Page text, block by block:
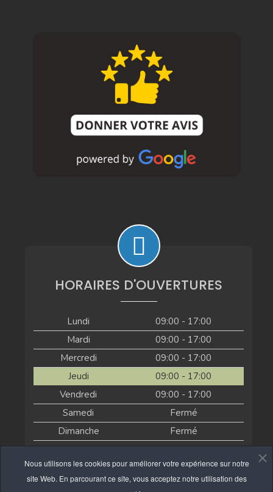
Nous utilisons les cookies pour améliorer votre expérience sur notre
site Web. En parcourant ce site, vous acceptez notre utilisation des
HORAIRES D'OUVERTURES
Lundi
09:00 - 17:00
Mardi
09:00 - 17:00
Mercredi
09:00 - 17:00
Jeudi
09:00 - 17:00
Vendredi
09:00 - 17:00
Samedi
Fermé
Dimanche
Fermé
Actuellement ouvert